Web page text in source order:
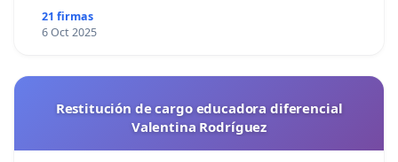
21 firmas
6 Oct 2025
Restitución de cargo educadora diferencial
Valentina Rodríguez